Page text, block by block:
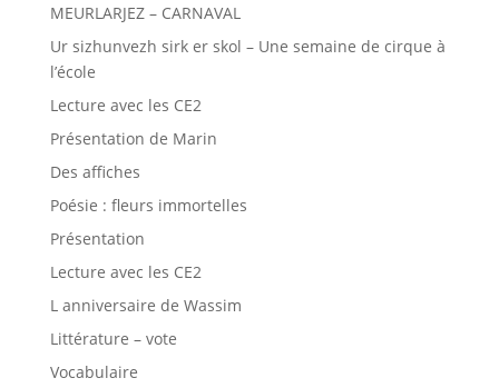
MEURLARJEZ – CARNAVAL
Ur sizhunvezh sirk er skol – Une semaine de cirque à
l’école
Lecture avec les CE2
Présentation de Marin
Des affiches
Poésie : fleurs immortelles
Présentation
Lecture avec les CE2
L anniversaire de Wassim
Littérature – vote
Vocabulaire